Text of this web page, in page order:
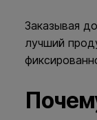
Заказывая
лучший